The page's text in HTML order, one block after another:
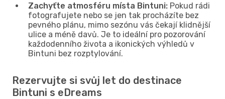
Zachyťte atmosféru místa Bintuni: Pokud rádi
fotografujete nebo se jen tak procházíte bez
pevného plánu, mimo sezónu vás čekají klidnější
ulice a méně davů. Je to ideální pro pozorování
každodenního života a ikonických výhledů v
Bintuni bez rozptylování.
Rezervujte si svůj let do destinace
Bintuni s eDreams